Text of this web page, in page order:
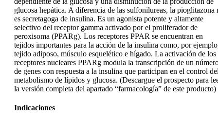
glucosa hepática. A diferencia de las sulfonilureas, la pioglitazona
es secretagoga de insulina. Es un agonista potente y altamente
selectivo del receptor gamma activado por el proliferador de
peroxisoma (PPARg). Los receptores PPAR se encuentran en
tejidos importantes para la acción de la insulina como, por
tejido adiposo, músculo esquelético e hígado. La activación de los
receptores nucleares PPARg modula la transcripción de un
de genes con respuesta a la insulina que participan en el control
metabolismo de lípidos y glucosa. (Descargue el prospecto para
la versión completa del apartado “farmacología” de este producto)
Indicaciones